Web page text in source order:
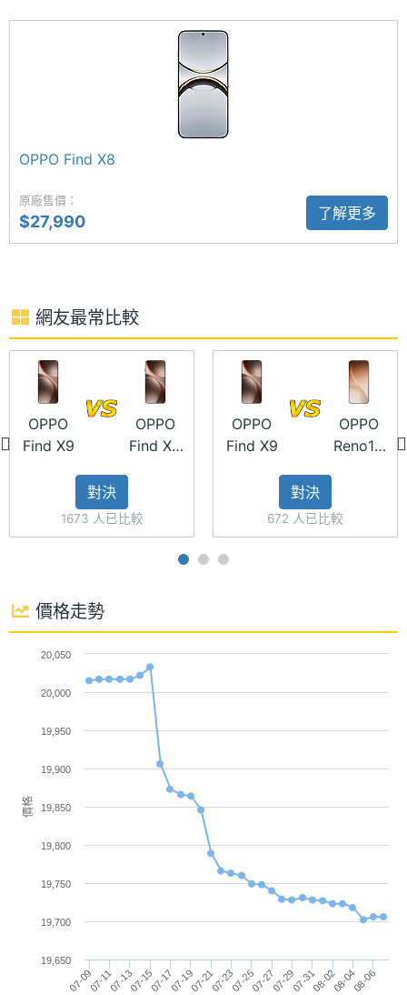
OPPO Find X9 搭載全新 ColorOS 16，導入多項強大
光、AI 消除拖影等進階處理，還具備多元的生成式 AI
捷鍵即可讓 AI 即時識別螢幕內容，並智慧歸納至記憶
倉中；搭配與 Gemini 的深度整合，用戶能透過對話快
實用工具。
原色真彩鏡頭
OPPO Find X9 後置 5,000 萬畫素主鏡頭 + 5,000 萬
畫素超廣角鏡頭 + 5,000 萬畫素潛望式長焦鏡頭 +
的影像系統，其中主鏡頭擁有 Sony LYT-808 感光元
件、1/1.4 吋感光面積；潛望式長焦鏡頭最高可支援最
高 120 倍變焦；原色真彩鏡頭則使用 9 光譜通道，透
色經校正更自然，顏色更接近肉眼所見，結合 3X 人
像閃光燈，夜晚下拍人像更美麗。
4K 120fps Dolby Vision 拍攝
OPPO Find X9 在錄影能力上全面升級，主鏡頭支援
4K 120fps Dolby Vision 拍攝，全焦段皆可錄製 4K
60fps 影片，並具備寬廣的 BT.2020 色域、最高 10-
bit 色深與 14 段動態範圍，輕鬆對應專業級調色與後
製流程。機身通過 ACES 與 Dolby Vision 認證，內建
LUT 調色檔與影片編輯工具，電影級創作一機完成。
另支援哈蘇經典寬幅 XPAN 模式、哈蘇人像模式與
Live Photo 實況照片等功能，捕捉每一刻都更具故事
量
顯示螢幕
尺寸
主螢幕
解析度
2760x1256 pixels
主螢幕
像素密
460 ppi
主螢幕
佔比
95.4 %
最大亮
度
材質
AMOLED
主螢幕
Gorilla Glass 7i
主螢幕
更新率
觸控採
OPPO Find X8
原廠售價：
$27,990 了解更多
網友最常比較
OPPO
Find X9
OPPO
Find X9
對決
1673 人已比較
OPPO
Find X9
OPPO
Reno15
對決
672 人已比較
價格走勢
價格
07-0907-1107-1307-1507-1707-1907-2107-2307-2507-2707-2907-3108-0208-0408-06
19,650
19,700
19,750
19,800
19,850
19,900
19,950
20,000
20,050